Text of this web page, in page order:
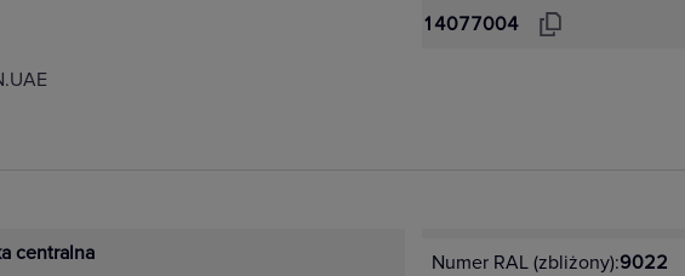
14077004
centralna
Numer RAL (zbliżony):9022